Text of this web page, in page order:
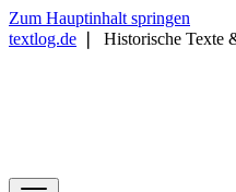
Zum Hauptinhalt springen
textlog.de
Historische Texte